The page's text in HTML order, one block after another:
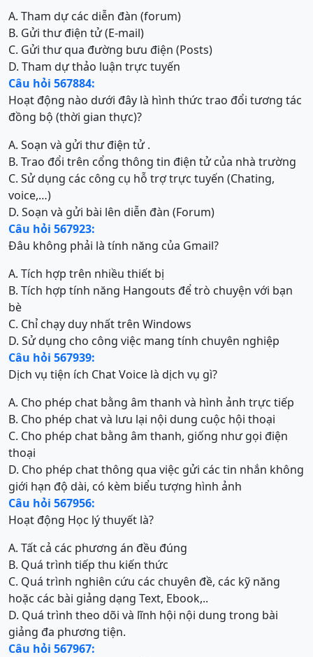
A. Tham dự các diễn đàn (forum)
B. Gửi thư điện tử (E-mail)
C. Gửi thư qua đường bưu điện (Posts)
D. Tham dự thảo luận trực tuyến
Câu hỏi 567884:
Hoạt động nào dưới đây là hình thức trao đổi tương tác
đồng bộ (thời gian thực)?
A. Soạn và gửi thư điện tử .
B. Trao đổi trên cổng thông tin điện tử của nhà trường
C. Sử dụng các công cụ hỗ trợ trực tuyến (Chating,
voice,…)
D. Soạn và gửi bài lên diễn đàn (Forum)
Câu hỏi 567923:
Đâu không phải là tính năng của Gmail?
A. Tích hợp trên nhiều thiết bị
B. Tích hợp tính năng Hangouts để trò chuyện với bạn
bè
C. Chỉ chạy duy nhất trên Windows
D. Sử dụng cho công việc mang tính chuyên nghiệp
Câu hỏi 567939:
Dịch vụ tiện ích Chat Voice là dịch vụ gì?
A. Cho phép chat bằng âm thanh và hình ảnh trực tiếp
B. Cho phép chat và lưu lại nội dung cuộc hội thoại
C. Cho phép chat bằng âm thanh, giống như gọi điện
thoại
D. Cho phép chat thông qua việc gửi các tin nhắn không
giới hạn độ dài, có kèm biểu tượng hình ảnh
Câu hỏi 567956:
Hoạt động Học lý thuyết là?
A. Tất cả các phương án đều đúng
B. Quá trình tiếp thu kiến thức
C. Quá trình nghiên cứu các chuyên đề, các kỹ năng
hoặc các bài giảng dạng Text, Ebook,..
D. Quá trình theo dõi và lĩnh hội nội dung trong bài
giảng đa phương tiện.
Câu hỏi 567967: